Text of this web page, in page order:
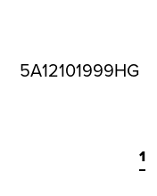
5A12101999HG
1